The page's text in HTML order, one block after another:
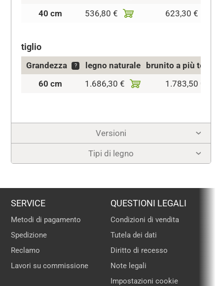
40 cm
536,80 € 623,30 €
tiglio
Grandezza ? legno naturale
brunito a più
60 cm
1.686,30 € 1.783,50 €
Versioni
Tipi di legno
SERVICE
Metodi di pagamento
Spedizione
Reclamo
Lavori su commissione
QUESTIONI LEGALI
Condizioni di vendita
Tutela dei dati
Diritto di recesso
Note legali
Impostazioni cookie